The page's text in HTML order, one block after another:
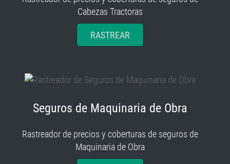
Cabezas Tractoras
RASTREAR
Seguros de Maquinaria de Obra
Rastreador de precios y coberturas de seguros de
Maquinaria de Obra